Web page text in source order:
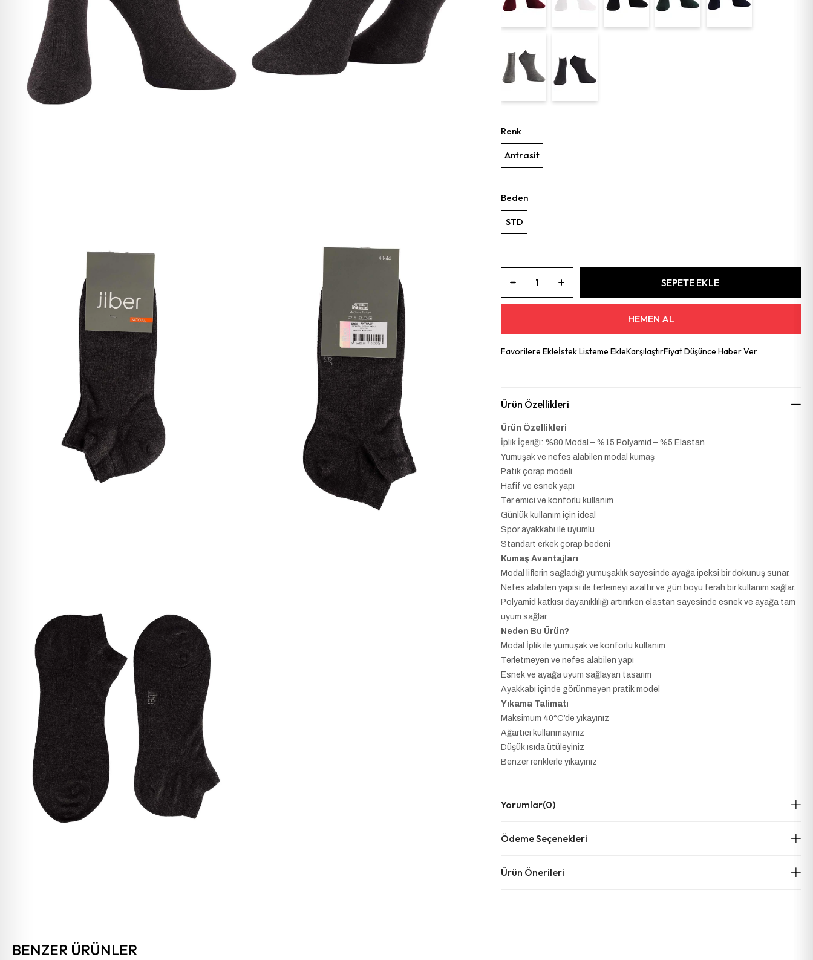
Renk
Antrasit
Beden
STD
Favorilere Ekleİstek Listeme EkleKarşılaştırFiyat Düşünce Haber Ver
Ürün Özellikleri
Ürün Özellikleri
İplik İçeriği: %80 Modal – %15 Polyamid – %5 Elastan
Yumuşak ve nefes alabilen modal kumaş
Patik çorap modeli
Hafif ve esnek yapı
Ter emici ve konforlu kullanım
Günlük kullanım için ideal
Spor ayakkabı ile uyumlu
Standart erkek çorap bedeni
Kumaş Avantajları
Modal liflerin sağladığı yumuşaklık sayesinde ayağa ipeksi bir dokunuş sunar.
Nefes alabilen yapısı ile terlemeyi azaltır ve gün boyu ferah bir kullanım sağlar.
Polyamid katkısı dayanıklılığı artırırken elastan sayesinde esnek ve ayağa tam
uyum sağlar.
Neden Bu Ürün?
Modal İplik ile yumuşak ve konforlu kullanım
Terletmeyen ve nefes alabilen yapı
Esnek ve ayağa uyum sağlayan tasarım
Ayakkabı içinde görünmeyen pratik model
Yıkama Talimatı
Maksimum 40°C’de yıkayınız
Ağartıcı kullanmayınız
Düşük ısıda ütüleyiniz
Benzer renklerle yıkayınız
Yorumlar(0)
Ödeme Seçenekleri
Ürün Önerileri
BENZER ÜRÜNLER